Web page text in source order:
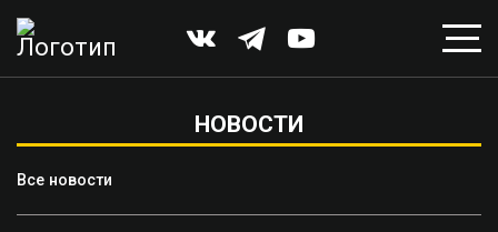
НОВОСТИ
Все новости